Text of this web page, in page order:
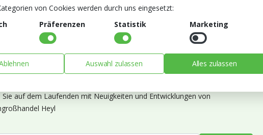
Sie unseren Newsletter
Sie auf dem Laufenden mit Neuigkeiten und Entwicklungen von
Heyl
von Cookies werden durch uns eingesetzt:
Präferenzen Statistik Marketing
Auswahl zulassen Alles zulassen